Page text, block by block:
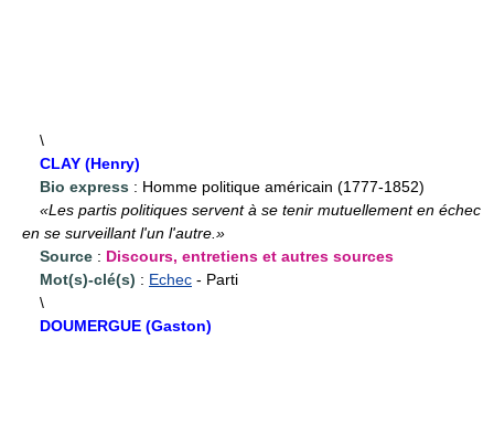
\
CLAY (Henry)
Bio express : Homme politique américain (1777-1852)
«Les partis politiques servent à se tenir mutuellement en échec
en se surveillant l'un l'autre.»
Source : Discours, entretiens et autres sources
Mot(s)-clé(s) : Echec - Parti
\
DOUMERGUE (Gaston)